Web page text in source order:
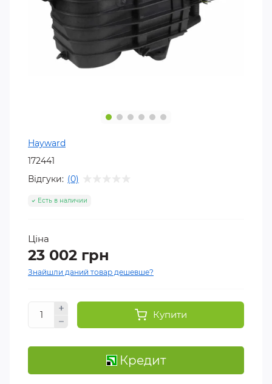
Hayward
172441
Відгуки: (0)
Есть в наличии
Ціна
23 002 грн
Знайшли даний товар дешевше?
Купити
Кредит